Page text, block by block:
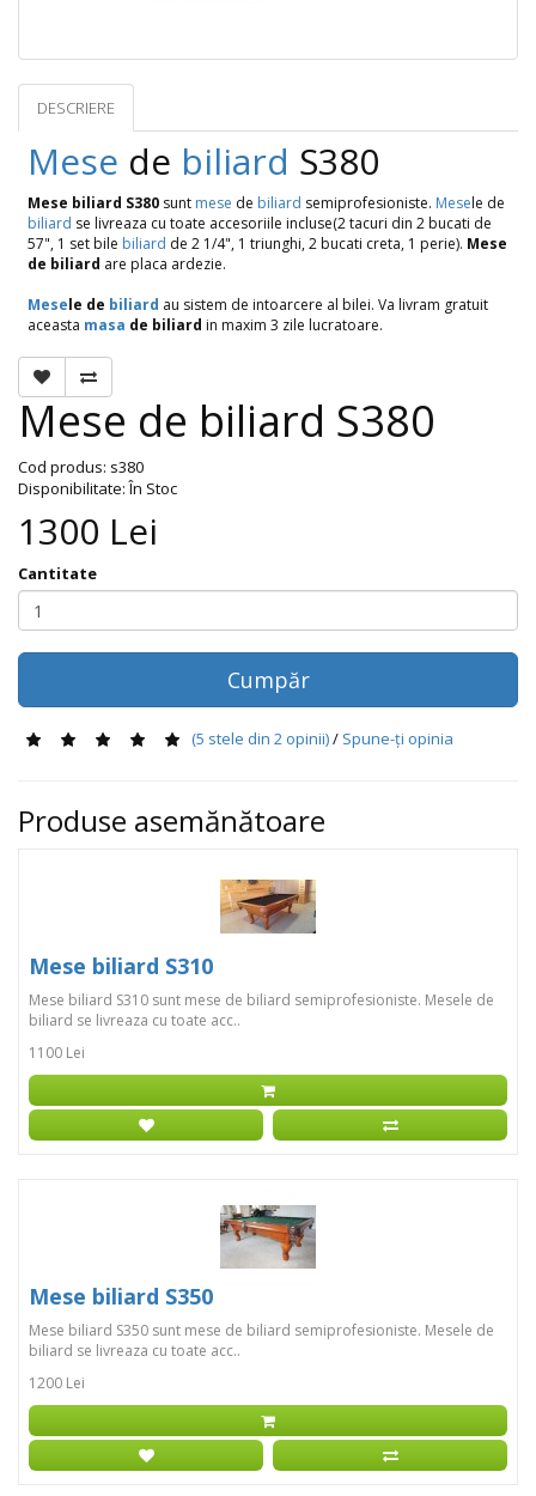
DESCRIERE
Mese de biliard S380
Mese biliard S380 sunt mese de biliard semiprofesioniste. Mesele de
biliard se livreaza cu toate accesoriile incluse(2 tacuri din 2 bucati de
57", 1 set bile biliard de 2 1/4", 1 triunghi, 2 bucati creta, 1 perie). Mese
de biliard are placa ardezie.
Mesele de biliard au sistem de intoarcere al bilei. Va livram gratuit
aceasta masa de biliard in maxim 3 zile lucratoare.
Mese de biliard S380
Cod produs: s380
Disponibilitate: În Stoc
1300 Lei
Cantitate
Cumpăr
(5 stele din 2 opinii)/ Spune-ţi opinia
Produse asemănătoare
Mese biliard S310
Mese biliard S310 sunt mese de biliard semiprofesioniste. Mesele de
biliard se livreaza cu toate acc..
1100 Lei
Mese biliard S350
Mese biliard S350 sunt mese de biliard semiprofesioniste. Mesele de
biliard se livreaza cu toate acc..
1200 Lei